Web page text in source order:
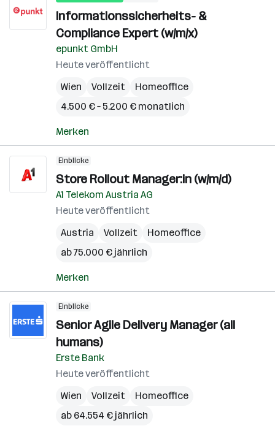
Informationssicherheits- &
Compliance Expert (w/m/x)
epunkt GmbH
Heute veröffentlicht
Wien
Vollzeit
Homeoffice
4.500 € – 5.200 € monatlich
Merken
Einblicke
Store Rollout Manager:in (w/m/d)
A1 Telekom Austria AG
Heute veröffentlicht
Austria
Vollzeit
Homeoffice
ab 75.000 € jährlich
Merken
Einblicke
Senior Agile Delivery Manager (all
humans)
Erste Bank
Heute veröffentlicht
Wien
Vollzeit
Homeoffice
ab 64.554 € jährlich